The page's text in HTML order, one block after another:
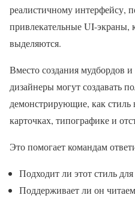
реалистичному интерфейсу,
привлекательные UI-экраны,
выделяются.
Вместо создания мудбордов
дизайнеры могут создавать
демонстрирующие, как стиль
карточках, типографике и
Это помогает командам
Подходит ли этот стиль
Поддерживает ли он